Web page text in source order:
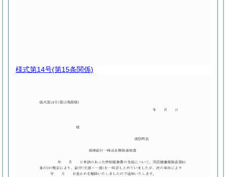
様式第14号(第15条関係)